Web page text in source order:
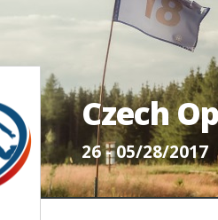
Czech
26 - 05/28/2017